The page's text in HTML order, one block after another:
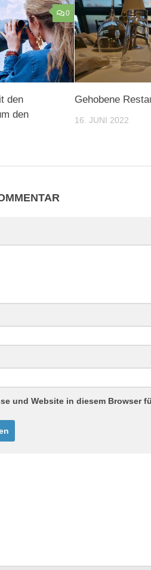
0
den
den
Gehobene
16. JUNI 2022
und Website in diesem Browser